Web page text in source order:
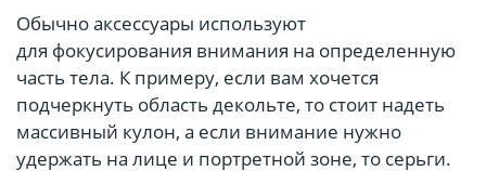
Обычно аксессуары используют
для фокусирования внимания на определенную
часть тела. К примеру, если вам хочется
подчеркнуть область декольте, то стоит надеть
массивный кулон, а если внимание нужно
удержать на лице и портретной зоне, то серьги.